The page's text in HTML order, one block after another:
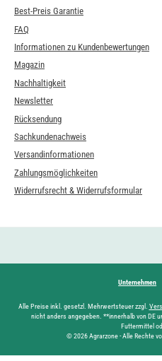
Best-Preis Garantie
FAQ
Informationen zu Kundenbewertungen
Magazin
Nachhaltigkeit
Newsletter
Rücksendung
Sachkundenachweis
Versandinformationen
Zahlungsmöglichkeiten
Widerrufsrecht & Widerrufsformular
Unternehmen
Alle Preise inkl. gesetzl. Mehrwertsteuer zzgl.
nicht anders angegeben. **innerhalb von DE
Futtermittel
© 2026 Agrarzone - Alle Rechte